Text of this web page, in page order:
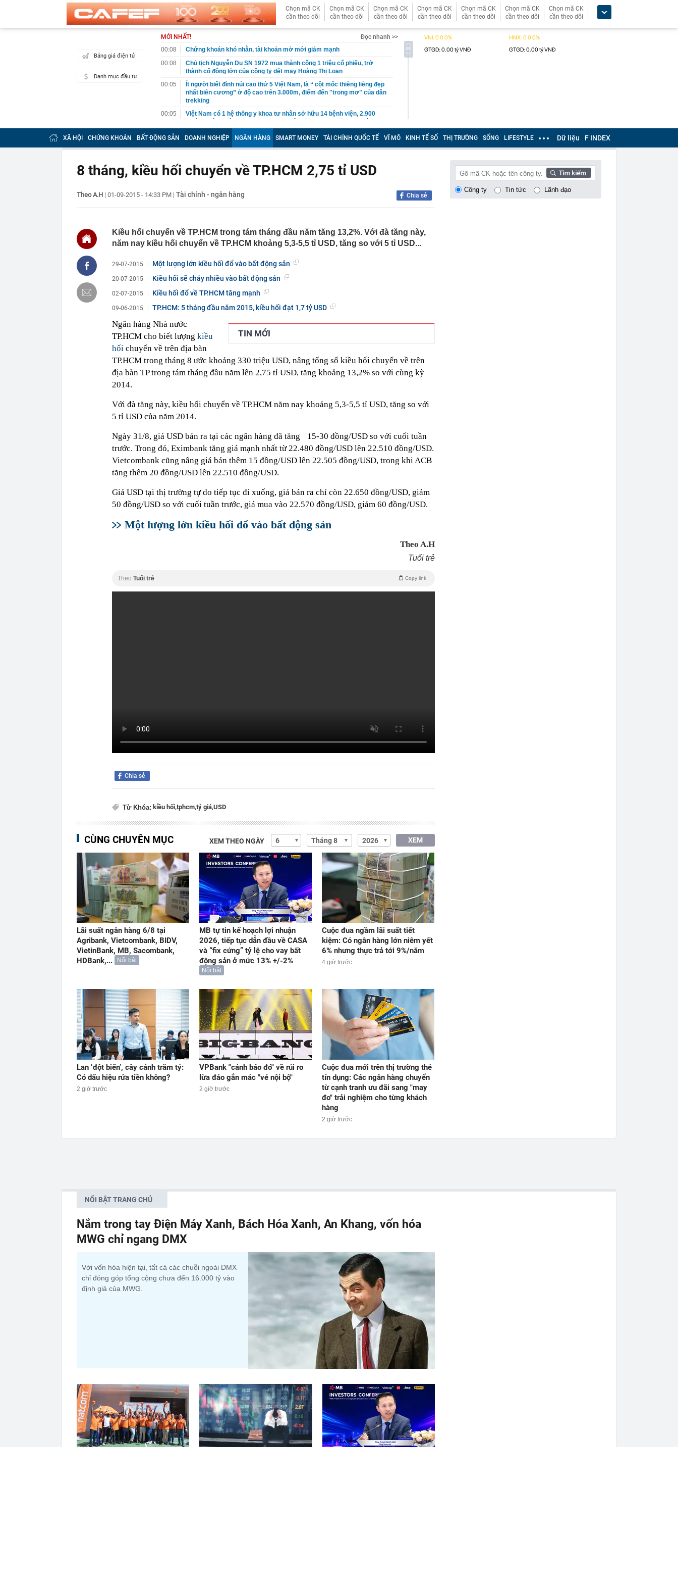
Chọn mã CK
cần theo dõi
Chọn mã CK
cần theo dõi
Chọn mã CK
cần theo dõi
Chọn mã CK
cần theo dõi
Chọn mã CK
cần theo dõi
Chọn mã CK
cần theo dõi
Chọn mã CK
cần theo dõi
Bảng giá điện tử
Danh mục đầu tư
MỚI NHẤT!
Đọc nhanh >>
00:08
Chứng khoán khó nhằn, tài khoản mở mới giảm mạnh
00:08
Chủ tịch Nguyễn Du SN 1972 mua thành công 1 triệu cổ phiếu, trở
thành cổ đông lớn của công ty dệt may Hoàng Thị Loan
00:05
Ít người biết đỉnh núi cao thứ 5 Việt Nam, là “ cột mốc thiêng liêng đẹp
nhất biên cương” ở độ cao trên 3.000m, điểm đến "trong mơ" của dân
trekking
00:05
Việt Nam có 1 hệ thống y khoa tư nhân sở hữu 14 bệnh viện, 2.900
2026"
56 mã chứng khoán bị HoSE cắt margin trong tháng 8
năm 2026, lợi nhuận tăng hơn 120%
Chứng khoán Vietcap dự phóng VN-Index có thể chạm mốc 1.885 điểm
00:01
VNPT nắm giữ lượng tiền hơn 62.000 tỷ đồng, lớn hơn cả Vinhomes,
Viettel Global
MWG chỉ ngang DMX
00:01
Khám xét ngôi nhà cổ, phát hiện 'kho báu' gồm 1.000 đồng tiền vàng và
5 thỏi vàng giấu trong nhiều ngăn bí mật - giá trị hơn 18 tỷ đồng
23:28
4 dấu hiệu nhận biết ngôi nhà có phong thuỷ không thuận lợi
23:12
Quốc gia có lượng khách đến Việt Nam đông nhất 7 tháng đầu năm,
vượt Hàn Quốc và Nga, gấp gần 6 lần Ấn Độ
23:01
Người bán trái cây tiết lộ: Khách thường chọn quả to, người trong
nghề lại kiểm tra 5 chi tiết này trước
sao nhiều hơn ở nhà, bay hạng thương gia
22:34
Cụ bà 70 tuổi có xương trẻ khỏe như phụ nữ 30, bác sĩ kinh ngạc khi
biết bí quyết
22:34
Ngôi nhà chứa đựng tâm huyết của NSND Tự Long
22:31
Giá vàng vượt 4.300 USD/ounce, chuyên gia dự báo đỉnh mới
22:08
Lời khuyên cho những người không rút điện ấm siêu tốc trước khi ngủ
22:06
Nga được cho là có thêm "lá bài" từ Triều Tiên: Điểm yếu của Ukraine
XÃ HỘI CHỨNG KHOÁN BẤT ĐỘNG SẢN DOANH NGHIỆP NGÂN HÀNG SMART MONEY TÀI CHÍNH QUỐC TẾ VĨ MÔ KINH TẾ SỐ THỊ TRƯỜNG SỐNG LIFESTYLE Dữ liệu F INDEX
8 tháng, kiều hối chuyển về TP.HCM 2,75 tỉ USD
Theo A.H | 01-09-2015 - 14:33 PM | Tài chính - ngân hàng Chia sẻ
Kiều hối chuyển về TP.HCM trong tám tháng đầu năm tăng 13,2%. Với đà tăng này,
năm nay kiều hối chuyển về TP.HCM khoảng 5,3-5,5 tỉ USD, tăng so với 5 tỉ USD...
29-07-2015 Một lượng lớn kiều hối đổ vào bất động sản
20-07-2015 Kiều hối sẽ chảy nhiều vào bất động sản
02-07-2015 Kiều hối đổ về TP.HCM tăng mạnh
09-06-2015 TP.HCM: 5 tháng đầu năm 2015, kiều hối đạt 1,7 tỷ USD
TIN MỚI
Ngân hàng Nhà nước
TP.HCM cho biết lượng kiều
hối chuyển về trên địa bàn
TP.HCM trong tháng 8 ước khoảng 330 triệu USD, nâng tổng số kiều hối chuyển về trên
địa bàn TP trong tám tháng đầu năm lên 2,75 tỉ USD, tăng khoảng 13,2% so với cùng kỳ
2014.
Với đà tăng này, kiều hối chuyển về TP.HCM năm nay khoảng 5,3-5,5 tỉ USD, tăng so với
5 tỉ USD của năm 2014.
Ngày 31/8, giá USD bán ra tại các ngân hàng đã tăng 15-30 đồng/USD so với cuối tuần
trước. Trong đó, Eximbank tăng giá mạnh nhất từ 22.480 đồng/USD lên 22.510 đồng/USD.
Vietcombank cũng nâng giá bán thêm 15 đồng/USD lên 22.505 đồng/USD, trong khi ACB
tăng thêm 20 đồng/USD lên 22.510 đồng/USD.
Giá USD tại thị trường tự do tiếp tục đi xuống, giá bán ra chỉ còn 22.650 đồng/USD, giảm
50 đồng/USD so với cuối tuần trước, giá mua vào 22.570 đồng/USD, giảm 60 đồng/USD.
Một lượng lớn kiều hối đổ vào bất động sản
Theo A.H
Tuổi trẻ
Theo Tuổi trẻ Copy link
Chia sẻ
Từ Khóa: kiều hối,tphcm,tỷ giá,USD
CÙNG CHUYÊN MỤC XEM THEO NGÀY XEM
Lãi suất ngân hàng 6/8 tại
Agribank, Vietcombank, BIDV,
VietinBank, MB, Sacombank,
HDBank,...
Nổi bật
MB tự tin kế hoạch lợi nhuận
2026, tiếp tục dẫn đầu về CASA
và “fix cứng” tỷ lệ cho vay bất
động sản ở mức 13% +/-2%
Nổi bật
Cuộc đua ngầm lãi suất tiết
kiệm: Có ngân hàng lớn niêm yết
6% nhưng thực trả tới 9%/năm
4 giờ trước
Lan ‘đột biến’, cây cảnh trăm tỷ:
Có dấu hiệu rửa tiền không?
2 giờ trước
VPBank "cảnh báo đỏ" về rủi ro
lừa đảo gắn mác "vé nội bộ"
2 giờ trước
Cuộc đua mới trên thị trường thẻ
tín dụng: Các ngân hàng chuyển
từ cạnh tranh ưu đãi sang "may
đo" trải nghiệm cho từng khách
hàng
2 giờ trước
Công ty Tin tức Lãnh đạo
NỔI BẬT TRANG CHỦ
Nắm trong tay Điện Máy Xanh, Bách Hóa Xanh, An Khang, vốn hóa
MWG chỉ ngang DMX
Với vốn hóa hiện tại, tất cả các chuỗi ngoài DMX
chỉ đóng góp tổng cộng chưa đến 16.000 tỷ vào
định giá của MWG.